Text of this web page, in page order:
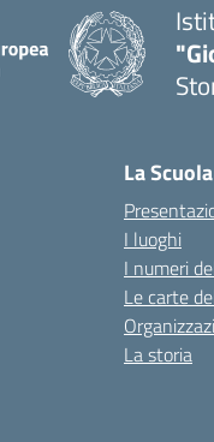
La Scuola
I luoghi
I numeri
Le carte
La storia